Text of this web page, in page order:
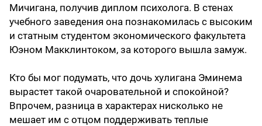
Мичигана, получив диплом психолога. В стенах
учебного заведения она познакомилась с высоким
и статным студентом экономического факультета
Юэном Макклинтоком, за которого вышла замуж.
Кто бы мог подумать, что дочь хулигана Эминема
вырастет такой очаровательной и спокойной?
Впрочем, разница в характерах нисколько не
мешает им с отцом поддерживать теплые